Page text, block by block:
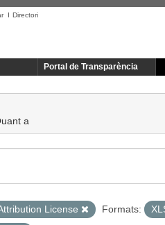
I Directori
Portal de Transparència
a
License Formats: